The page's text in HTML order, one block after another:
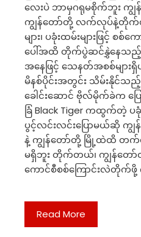
လေးပဲ ဘာမှဂရုမစိုက်ဘူး
ကျွန်တော်တို့ လက်လုပ်နဲ့တို
များ၊ ပခုံးထမ်းများဖြင့် စ
ပေါ်အထိ တိုက်ပွဲဆင်နွှဲနေသည့် မြ
အနေဖြင့် သေနတ်အစစ်များ
မိနစ်ပိုင်းအတွင်း သိမ်းနိုင်
ခေါင်းဆောင် ဗိုလ်မိုက်ခဲက ပြ
ခြံ Black Tiger ကထွက်တဲ့
ပွင့်လင်းလင်းပြောမယ်ဆို ကျွ
နဲ့ ကျွန်တော်တို့ မြို့ထဲထိ
မရှိဘူး တိုက်တယ်၊ ကျွန်တော်
ကောင်စီစစ်ကြောင်းလဲတိုက်
Read More